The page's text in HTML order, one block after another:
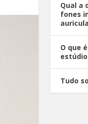
Qual a
fones
O que
Tudo